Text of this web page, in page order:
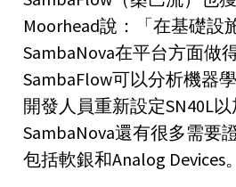
Moorhead說：「在基礎設
SambaNova在平台方面做
SambaFlow可以分析機器
開發人員重新設定SN40L以
SambaNova還有很多需要
包括軟銀和Analog Devices。